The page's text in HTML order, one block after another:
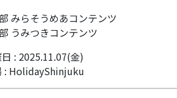
みらそうめあコンテンツ
うみつきコンテンツ
: 2025.11.07(金)
: HolidayShinjuku